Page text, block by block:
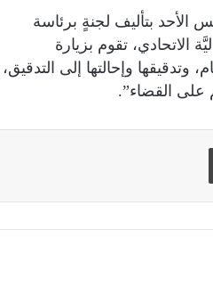
بتأليف لجنةٍ برئاسة
الاتحادي، تقوم بزيارة
وتدقيقها وإحالتها إلى التدقيق،
على القضاء”.
طباعة